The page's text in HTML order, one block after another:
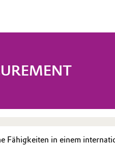
Fähigkeiten in einem